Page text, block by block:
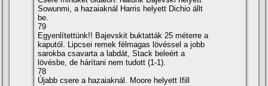
Sowunmi, a hazaiaknál Harris helyett Dichio állt
be.
79
Egyenlí­tettünk!! Bajevskit buktatták 25 méterre a
kaputól. Lipcsei remek félmagas lövéssel a jobb
sarokba csavarta a labdát, Stack beleért a
lövésbe, de hárí­tani nem tudott (1-1).
78
Újabb csere a hazaiaknál. Moore helyett Ifill